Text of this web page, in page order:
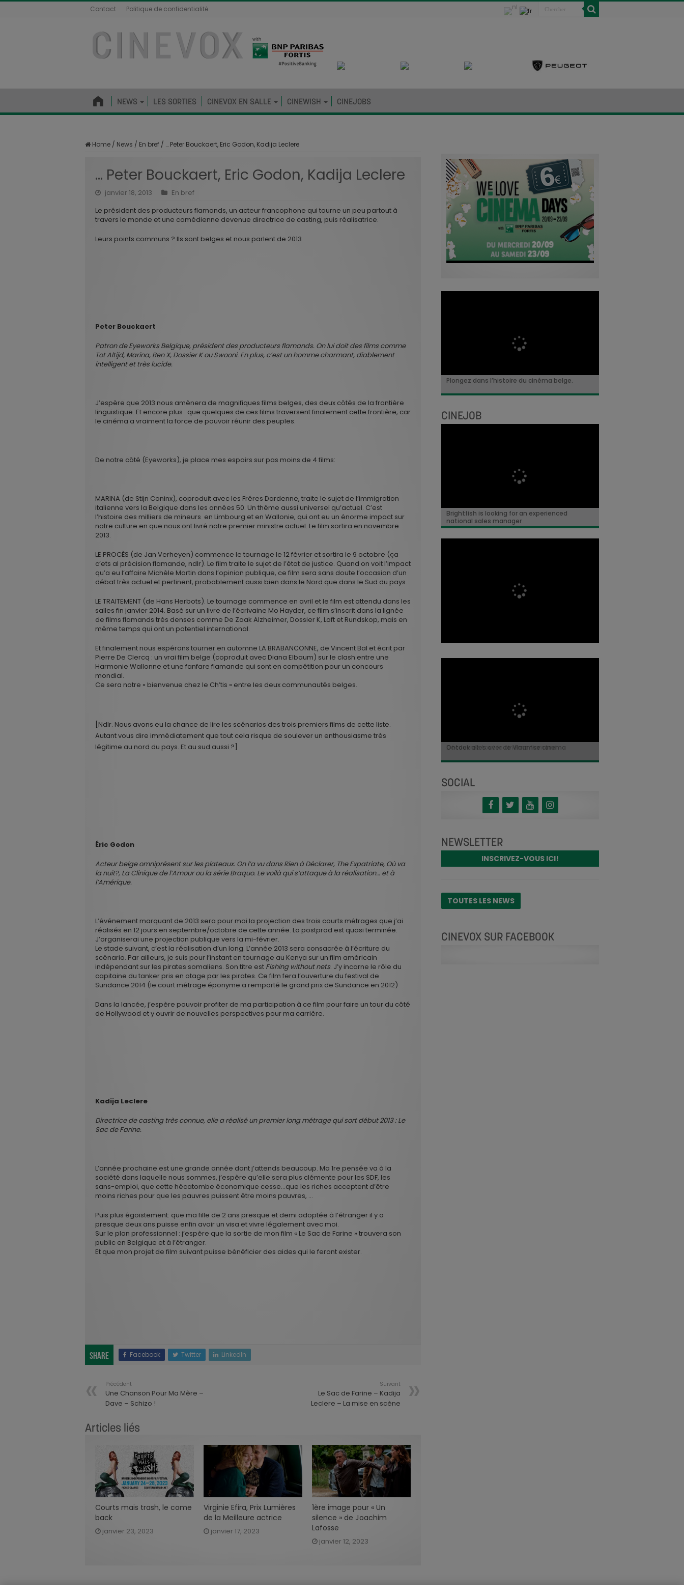
Contact Politique de confidentialité
NEWS LES SORTIES CINEVOX EN SALLE CINEWISH CINEJOBS
Home / News / En bref / … Peter Bouckaert, Eric Godon, Kadija Leclere
… Peter Bouckaert, Eric Godon, Kadija Leclere
janvier 18, 2013
En bref
Le président des producteurs flamands, un acteur francophone qui tourne un peu partout à
travers le monde et une comédienne devenue directrice de casting, puis réalisatrice.
Leurs points communs ? Ils sont belges et nous parlent de 2013
Peter Bouckaert
Patron de Eyeworks Belgique, président des producteurs flamands. On lui doit des films comme
Tot Altijd, Marina, Ben X, Dossier K ou Swooni. En plus, c’est un homme charmant, diablement
intelligent et très lucide.
J’espère que 2013 nous amènera de magnifiques films belges, des deux côtés de la frontière
linguistique. Et encore plus : que quelques de ces films traversent finalement cette frontière, car
le cinéma a vraiment la force de pouvoir réunir des peuples.
De notre côté (Eyeworks), je place mes espoirs sur pas moins de 4 films:
MARINA (de Stijn Coninx), coproduit avec les Fréres Dardenne, traite le sujet de l’immigration
italienne vers la Belgique dans les années 50. Un thème aussi universel qu’actuel. C’est
l’histoire des milliers de mineurs en Limbourg et en Wallonie, qui ont eu un énorme impact sur
notre culture en que nous ont livré notre premier ministre actuel. Le film sortira en novembre
2013.
LE PROCÈS (de Jan Verheyen) commence le tournage le 12 février et sortira le 9 octobre (ça
c’ets al précision flamande, ndlr). Le film traite le sujet de l’état de justice. Quand on voit l’impact
qu’a eu l’affaire Michèle Martin dans l’opinion publique, ce film sera sans doute l’occasion d’un
débat très actuel et pertinent, probablement aussi bien dans le Nord que dans le Sud du pays.
LE TRAITEMENT (de Hans Herbots). Le tournage commence en avril et le film est attendu dans les
salles fin janvier 2014. Basé sur un livre de l’écrivaine Mo Hayder, ce film s’inscrit dans la lignée
de films flamands très denses comme De Zaak Alzheimer, Dossier K, Loft et Rundskop, mais en
même temps qui ont un potentiel international.
Et finalement nous espérons tourner en automne LA BRABANCONNE, de Vincent Bal et écrit par
Pierre De Clercq : un vrai film belge (coproduit avec Diana Elbaum) sur le clash entre une
Harmonie Wallonne et une fanfare flamande qui sont en compétition pour un concours
mondial.
Ce sera notre « bienvenue chez le Ch’tis » entre les deux communautés belges.
[Ndlr. Nous avons eu la chance de lire les scénarios des trois premiers films de cette liste.
Autant vous dire immédiatement que tout cela risque de soulever un enthousiasme très
légitime au nord du pays. Et au sud aussi ?]
Éric Godon
Acteur belge omniprésent sur les plateaux. On l’a vu dans Rien à Déclarer, The Expatriate, Où va
la nuit?, La Clinique de l’Amour ou la série Braquo. Le voilà qui s’attaque à la réalisation… et à
l’Amérique.
L’événement marquant de 2013 sera pour moi la projection des trois courts métrages que j’ai
réalisés en 12 jours en septembre/octobre de cette année. La postprod est quasi terminée.
J’organiserai une projection publique vers la mi-février.
Le stade suivant, c’est la réalisation d’un long. L’année 2013 sera consacrée à l’écriture du
scénario. Par ailleurs, je suis pour l’instant en tournage au Kenya sur un film américain
indépendant sur les pirates somaliens. Son titre est Fishing without nets. J’y incarne le rôle du
capitaine du tanker pris en otage par les pirates. Ce film fera l’ouverture du festival de
Sundance 2014 (le court métrage éponyme a remporté le grand prix de Sundance en 2012)
Dans la lancée, j’espère pouvoir profiter de ma participation à ce film pour faire un tour du côté
de Hollywood et y ouvrir de nouvelles perspectives pour ma carrière.
Kadija Leclere
Directrice de casting très connue, elle a réalisé un premier long métrage qui sort début 2013 : Le
Sac de Farine.
L’année prochaine est une grande année dont j’attends beaucoup. Ma 1re pensée va à la
société dans laquelle nous sommes, j’espère qu’elle sera plus clémente pour les SDF, les
sans-emploi, que cette hécatombe économique cesse…que les riches acceptent d’être
moins riches pour que les pauvres puissent être moins pauvres, …
Puis plus égoïstement: que ma fille de 2 ans presque et demi adoptée à l’étranger il y a
presque deux ans puisse enfin avoir un visa et vivre légalement avec moi.
Sur le plan professionnel : j’espère que la sortie de mon film « Le Sac de Farine » trouvera son
public en Belgique et à l’étranger.
Et que mon projet de film suivant puisse bénéficier des aides qui le feront exister.
Share Facebook Twitter LinkedIn
Précédent
Une Chanson Pour Ma Mère –
Dave – Schizo !
Suivant
Le Sac de Farine – Kadija
Leclere – La mise en scène
Articles liés
Courts mais trash, le come
back
janvier 23, 2023
Virginie Efira, Prix Lumières
de la Meilleure actrice
janvier 17, 2023
1ère image pour « Un
silence » de Joachim
Lafosse
janvier 12, 2023
Plongez dans l’histoire du cinéma belge.
CINEJOB
Brightfish is looking for an experienced
national sales manager
Ontdek alles over de Vlaamse cinema
Découvrez tout le cinéma flamand
SOCIAL
NEWSLETTER
INSCRIVEZ-VOUS ICI!
TOUTES LES NEWS
CINEVOX SUR FACEBOOK